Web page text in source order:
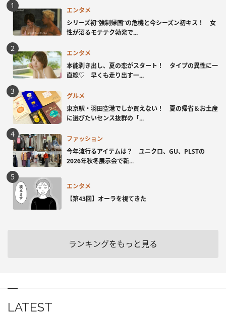
エンタメ
シリーズ初“強制帰国”の危機と今シーズン初キス！ 女
性が沼るモテテク勃発で...
エンタメ
本能剥き出し、夏の恋がスタート！ タイプの異性に一
直線♡ 早くも走り出す一...
グルメ
東京駅・羽田空港でしか買えない！ 夏の帰省＆お土産
に選びたいセンス抜群の「...
ファッション
今年流行るアイテムは？ ユニクロ、GU、PLSTの
2026年秋冬展示会で新...
エンタメ
【第43回】オーラを視てきた
ランキングをもっと見る
LATEST